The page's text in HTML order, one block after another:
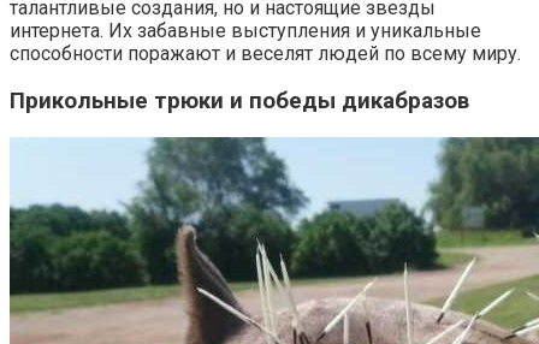
талантливые создания, но и настоящие звезды
интернета. Их забавные выступления и уникальные
способности поражают и веселят людей по всему миру.
Прикольные трюки и победы дикабразов